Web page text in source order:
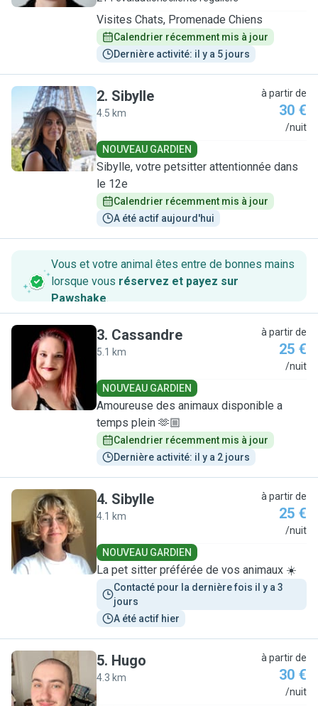
Visites Chats, Promenade Chiens
Calendrier récemment mis à jour
Dernière activité: il y a 5 jours
S
2. Sibylle
4.5 km
à partir de
30 €
/nuit
NOUVEAU GARDIEN
Sibylle, votre petsitter attentionnée dans
le 12e
Calendrier récemment mis à jour
A été actif aujourd'hui
Vous et votre animal êtes entre de bonnes mains
lorsque vous réservez et payez sur
Pawshake.
C
3. Cassandre
5.1 km
à partir de
25 €
/nuit
NOUVEAU GARDIEN
Amoureuse des animaux disponible a
temps plein 🫶🏼
Calendrier récemment mis à jour
Dernière activité: il y a 2 jours
S
4. Sibylle
4.1 km
à partir de
25 €
/nuit
NOUVEAU GARDIEN
La pet sitter préférée de vos animaux ☀️
Contacté pour la dernière fois il y a 3
jours
A été actif hier
H
5. Hugo
4.3 km
à partir de
30 €
/nuit